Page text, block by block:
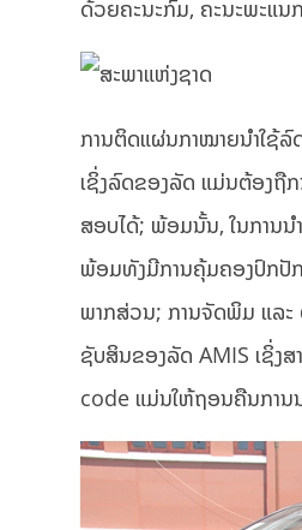
ດ້ວຍຄະນະກົມ, ຄະນະພະແນ
ການຕິດແຜ່ນກາໝາຍນໍາໃຊ້
ເຊິ່ງລົດຂອງລັດ ແມ່ນຕ້ອງຖືກ
ສອບໄດ້; ພ້ອມນັ້ນ, ໃນການນໍ
ພ້ອມທັງມີການຄຸ້ມຄອງປົກປັກ
ພາກສ່ວນ; ການຈັດພິມ ແລະ
ຊັບສິນຂອງລັດ AMIS ເຊິ່ງ
code ແມ່ນໃຫ້ຖອນຄືນການ